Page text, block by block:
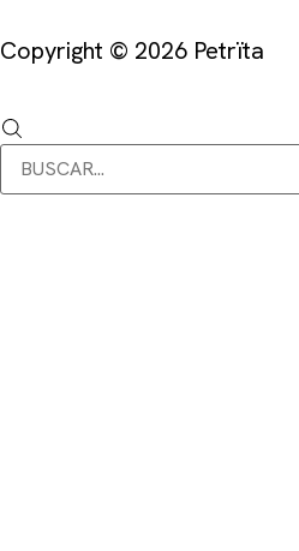
Copyright © 2026 Petrïta